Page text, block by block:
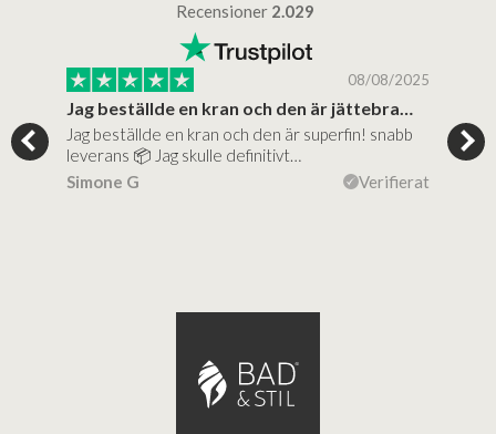
Recensioner 2.029
08/08/2025
Jag beställde en kran och den är jättebra…
Jag beställde en kran och den är superfin! snabb
leverans 📦 Jag skulle definitivt…
Simone G
Verifierat